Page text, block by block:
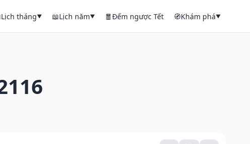
Lịch tháng▼ 📖Lịch năm▼ 🧧Đếm ngược Tết 🧭Khám phá▼